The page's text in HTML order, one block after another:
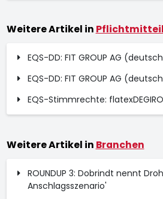
Weitere Artikel in
EQS-DD: FIT GROUP AG
EQS-DD: FIT GROUP AG
EQS-Stimmrechte:
Weitere Artikel in Branchen
ROUNDUP 3: Dobrindt nennt
Anschlagsszenario'